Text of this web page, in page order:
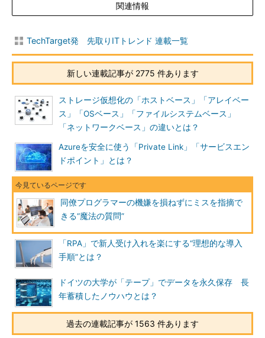
関連情報
TechTarget発 先取りITトレンド 連載一覧
新しい連載記事が 2775 件あります
ストレージ仮想化の「ホストベース」「アレイベー
ス」「OSベース」「ファイルシステムベース」
「ネットワークベース」の違いとは？
Azureを安全に使う「Private Link」「サービスエン
ドポイント」とは？
同僚プログラマーの機嫌を損ねずにミスを指摘で
きる“魔法の質問”
「RPA」で新人受け入れを楽にする“理想的な導入
手順”とは？
ドイツの大学が「テープ」でデータを永久保存 長
年蓄積したノウハウとは？
過去の連載記事が 1563 件あります